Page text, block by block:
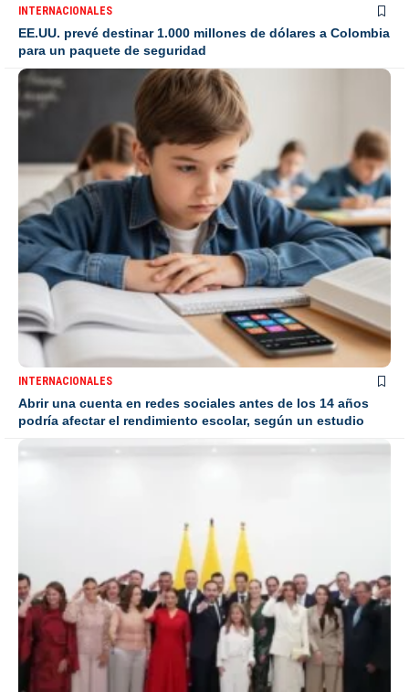
INTERNACIONALES
EE.UU. prevé destinar 1.000 millones de dólares a Colombia
para un paquete de seguridad
INTERNACIONALES
Abrir una cuenta en redes sociales antes de los 14 años
podría afectar el rendimiento escolar, según un estudio